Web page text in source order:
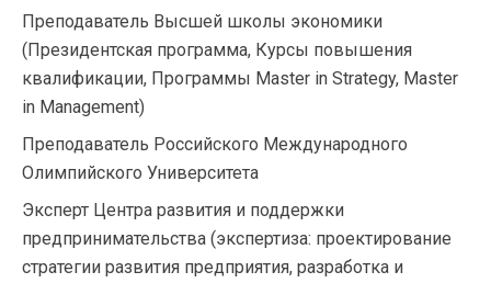
Преподаватель Высшей школы экономики
(Президентская программа, Курсы повышения
квалификации, Программы Master in Strategy, Master
in Management)
Преподаватель Российского Международного
Олимпийского Университета
Эксперт Центра развития и поддержки
предпринимательства (экспертиза: проектирование
стратегии развития предприятия, разработка и